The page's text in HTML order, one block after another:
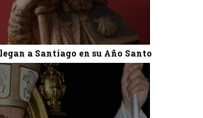
a Santiago en su Año Santo